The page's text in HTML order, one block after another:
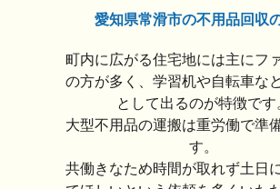
愛知県常滑市の不用品回収
町内に広がる住宅地には主にフ
の方が多く、学習机や自転車な
として出るのが特徴です
大型不用品の運搬は重労働で準
す。
共働きなため時間が取れず土日